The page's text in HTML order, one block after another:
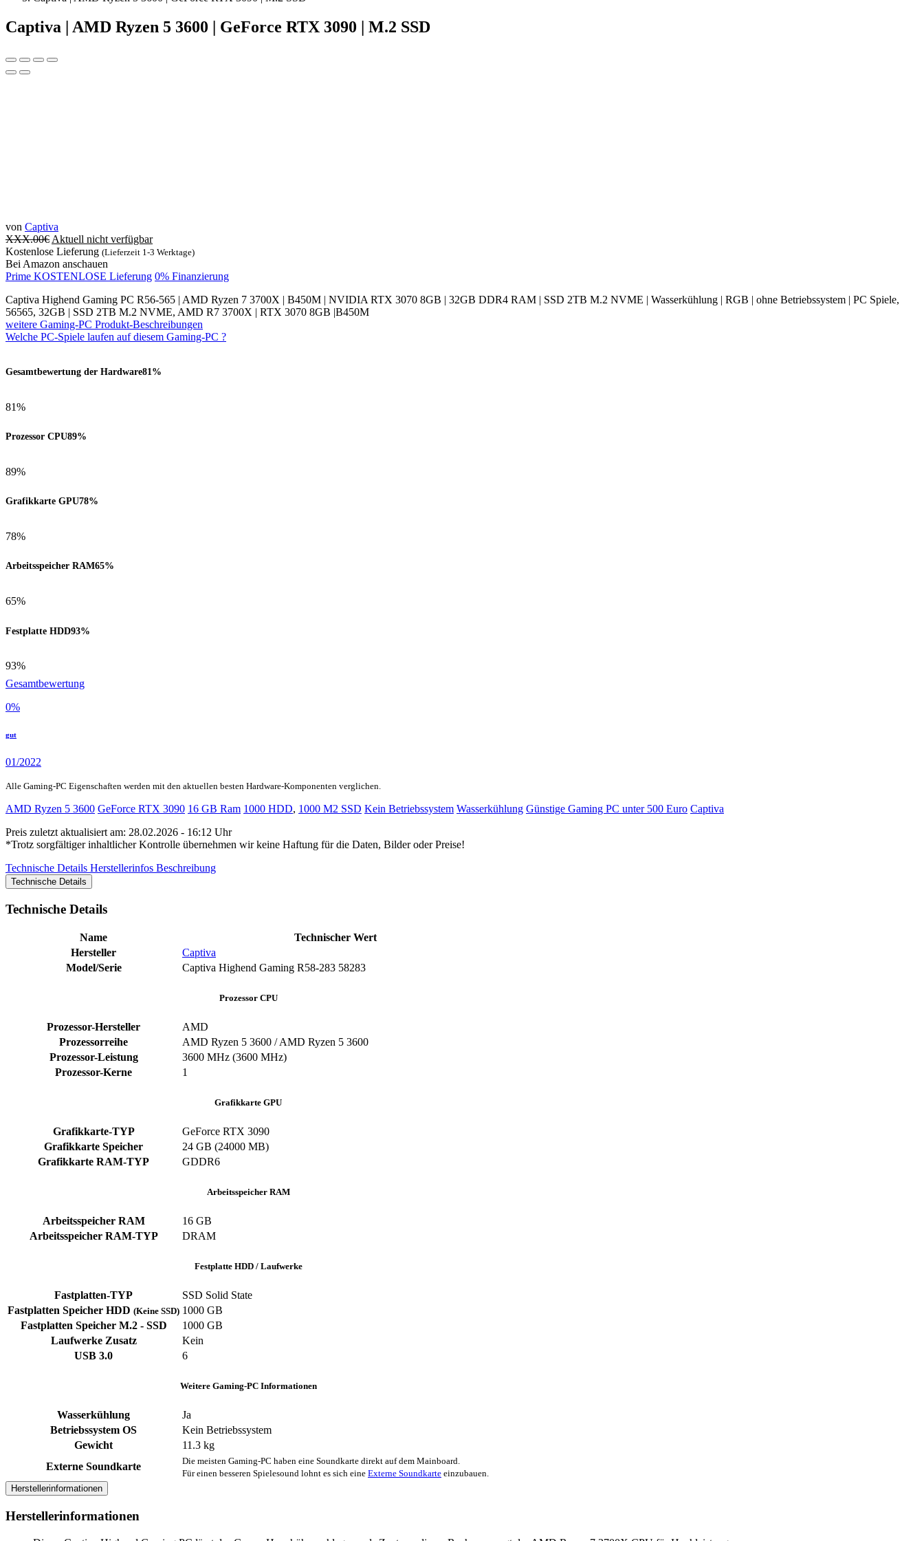
Captiva | AMD Ryzen 5 3600 | GeForce RTX 3090 | M.2 SSD
von Captiva
XXX.00€ Aktuell nicht verfügbar
Kostenlose Lieferung (Lieferzeit 1-3 Werktage)
Bei Amazon anschauen
Prime KOSTENLOSE Lieferung 0% Finanzierung
Captiva Highend Gaming PC R56-565 | AMD Ryzen 7 3700X | B450M | NVIDIA RTX 3070 8GB | 32GB DDR4 RAM | SSD 2TB M.2 NVME | Wasserkühlung | RGB | ohne Betriebssystem | PC Spiele,
56565, 32GB | SSD 2TB M.2 NVME, AMD R7 3700X | RTX 3070 8GB |B450M
weitere Gaming-PC Produkt-Beschreibungen
Welche PC-Spiele laufen auf diesem Gaming-PC ?
Gesamtbewertung der Hardware81%
81%
Prozessor CPU89%
89%
Grafikkarte GPU78%
78%
Arbeitsspeicher RAM65%
65%
Festplatte HDD93%
93%
Gesamtbewertung
0%
gut
01/2022
Alle Gaming-PC Eigenschaften werden mit den aktuellen besten Hardware-Komponenten verglichen.
AMD Ryzen 5 3600 GeForce RTX 3090 16 GB Ram 1000 HDD, 1000 M2 SSD Kein Betriebssystem Wasserkühlung Günstige Gaming PC unter 500 Euro Captiva
Preis zuletzt aktualisiert am: 28.02.2026 - 16:12 Uhr
*Trotz sorgfältiger inhaltlicher Kontrolle übernehmen wir keine Haftung für die Daten, Bilder oder Preise!
Technische Details Herstellerinfos Beschreibung
Technische Details
Technische Details
Name
Technischer Wert
Hersteller
Captiva
Model/Serie
Captiva Highend Gaming R58-283 ‎58283
Prozessor CPU
Prozessor-Hersteller
‎AMD
Prozessorreihe
AMD Ryzen 5 3600 / AMD Ryzen 5 3600
Prozessor-Leistung
‎3600 MHz (3600 MHz)
Prozessor-Kerne
‎1
Grafikkarte GPU
Grafikkarte-TYP
GeForce RTX 3090
Grafikkarte Speicher
‎24 GB (24000 MB)
Grafikkarte RAM-TYP
‎GDDR6
Arbeitsspeicher RAM
Arbeitsspeicher RAM
‎16 GB
Arbeitsspeicher RAM-TYP
‎DRAM
Festplatte HDD / Laufwerke
Fastplatten-TYP
‎SSD ‎Solid State
Fastplatten Speicher HDD (Keine SSD) 1000 GB
Fastplatten Speicher M.2 - SSD
1000 GB
Laufwerke Zusatz
‎Kein
USB 3.0
‎6
Weitere Gaming-PC Informationen
Wasserkühlung
Ja
Betriebssystem OS
Kein Betriebssystem
Gewicht
‎11.3 kg
Externe Soundkarte
Die meisten Gaming-PC haben eine Soundkarte direkt auf dem Mainboard.
Für einen besseren Spielesound lohnt es sich eine Externe Soundkarte einzubauen.
Herstellerinformationen
Herstellerinformationen